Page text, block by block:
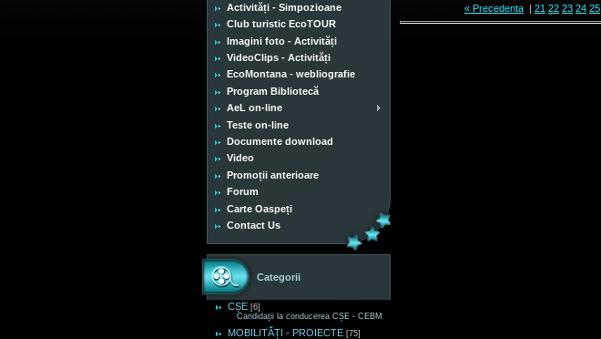
Activități - Simpozioane
Club turistic EcoTOUR
Imagini foto - Activități
VideoClips - Activități
EcoMontana - webliografie
Program Bibliotecă
AeL on-line
Teste on-line
Documente download
Video
Promoții anterioare
Forum
Carte Oaspeți
Contact Us
Categorii
CȘE [6]
Candidații la conducerea CȘE - CEBM
MOBILITĂȚI - PROIECTE [75]
« Precedenta | 21 22 23 24 25